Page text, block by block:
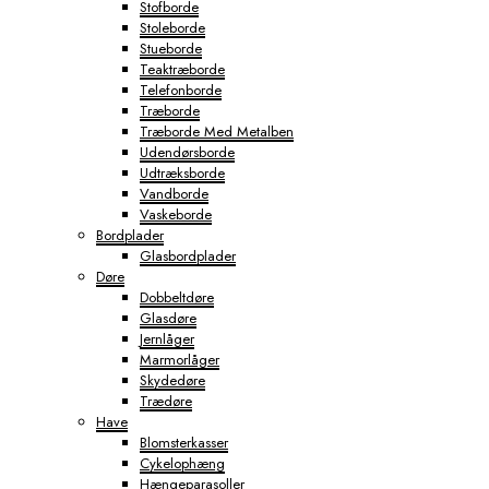
Stofborde
Stoleborde
Stueborde
Teaktræborde
Telefonborde
Træborde
Træborde Med Metalben
Udendørsborde
Udtræksborde
Vandborde
Vaskeborde
Bordplader
Glasbordplader
Døre
Dobbeltdøre
Glasdøre
Jernlåger
Marmorlåger
Skydedøre
Trædøre
Have
Blomsterkasser
Cykelophæng
Hængeparasoller